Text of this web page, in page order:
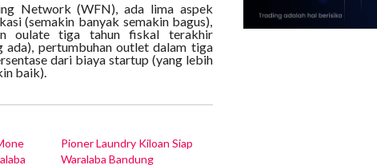
Network (WFN), ada lima aspek
(semakin banyak semakin bagus),
oulate tiga tahun fiskal terakhir
pertumbuhan outlet dalam tiga
dari biaya startup (yang lebih
baik).
Pioner Laundry Kiloan Siap
Waralaba Bandung